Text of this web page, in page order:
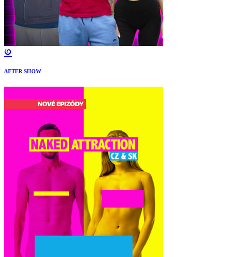
AFTER SHOW